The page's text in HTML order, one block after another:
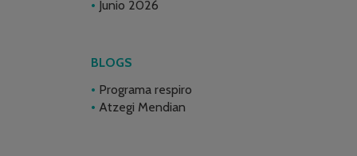
Junio 2026
BLOGS
Programa respiro
Atzegi Mendian